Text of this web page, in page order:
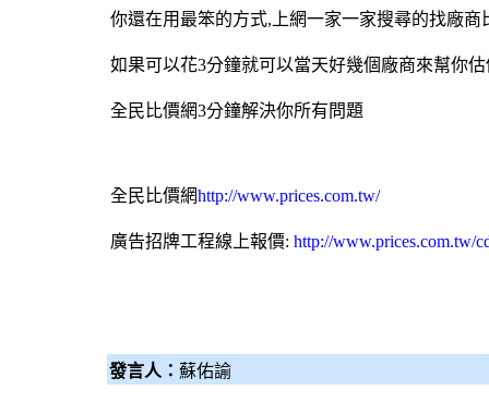
你還在用最笨的方式,上網一家一家搜尋的找廠商
如果可以花3分鐘就可以當天好幾個廠商來幫你
全民比價網3分鐘解決你所有問題
全民比價網http://www.prices.com.tw/
廣告招牌工程線上報價: http://www.prices.com.tw/
發言人： 蘇佑諭